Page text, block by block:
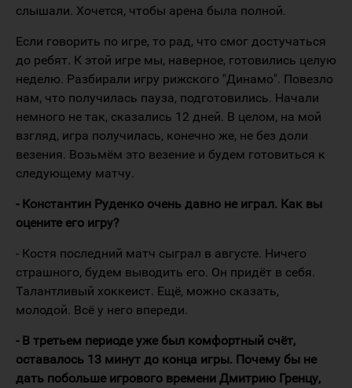
слышали. Хочется, чтобы арена была полной.
Если говорить по игре, то рад, что смог достучаться
до ребят. К этой игре мы, наверное, готовились целую
неделю. Разбирали игру рижского "Динамо". Повезло
нам, что получилась пауза, подготовились. Начали
немного не так, сказались 12 дней. В целом, на мой
взгляд, игра получилась, конечно же, не без доли
везения. Возьмём это везение и будем готовиться к
следующему матчу.
- Константин Руденко очень давно не играл. Как вы
оцените его игру?
- Костя последний матч сыграл в августе. Ничего
страшного, будем выводить его. Он придёт в себя.
Талантливый хоккеист. Ещё, можно сказать,
молодой. Всё у него впереди.
- В третьем периоде уже был комфортный счёт,
оставалось 13 минут до конца игры. Почему бы не
дать побольше игрового времени Дмитрию Гренцу,